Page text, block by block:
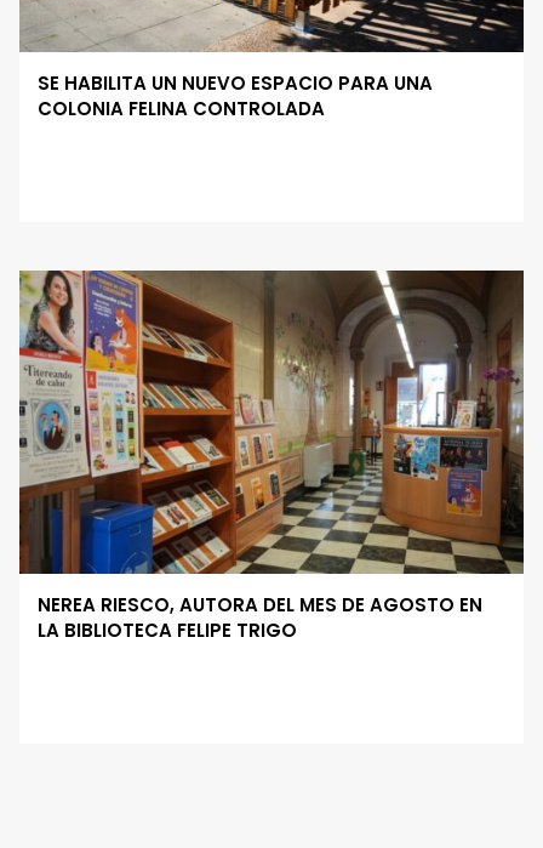
SE HABILITA UN NUEVO ESPACIO PARA UNA
COLONIA FELINA CONTROLADA
NEREA RIESCO, AUTORA DEL MES DE AGOSTO EN
LA BIBLIOTECA FELIPE TRIGO